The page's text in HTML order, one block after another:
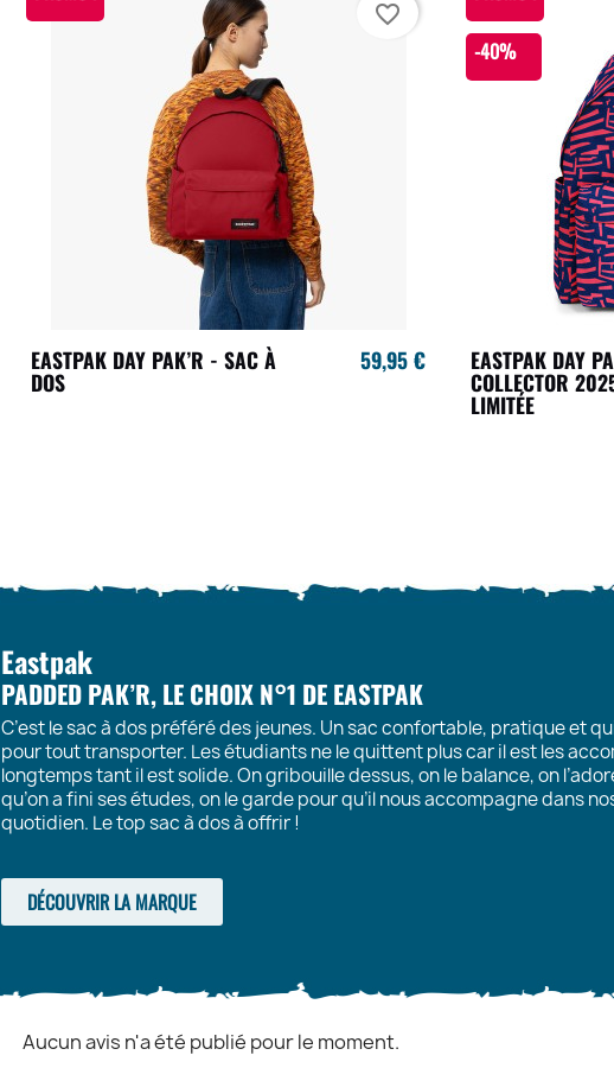
EASTPAK DAY PAK’R - SAC À
DOS
59,95 €
favorite_border
EASTPAK DAY
COLLECTOR
LIMITÉE
-40%
Eastpak
PADDED PAK’R, LE CHOIX N°1 DE EASTPAK
C’est le sac à dos préféré des jeunes. Un sac confortable, pratique et
pour tout transporter. Les étudiants ne le quittent plus car il est les
longtemps tant il est solide. On gribouille dessus, on le balance, on
qu’on a fini ses études, on le garde pour qu’il nous accompagne dans
quotidien. Le top sac à dos à offrir !
DÉCOUVRIR LA MARQUE
Aucun avis n'a été publié pour le moment.